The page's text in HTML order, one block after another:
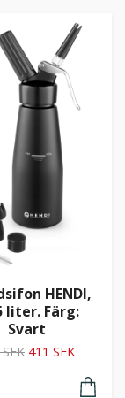
HENDI,
liter. Färg:
Svart
411 SEK